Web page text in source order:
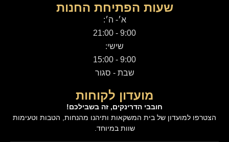
שעות הפתיחת החנות
א׳- ה׳:
9:00 - 21:00
שישי:
9:00 - 15:00
שבת - סגור
מועדון לקוחות
חובבי הדרינקים, זה בשבילכם!
הצטרפו למועדון של בית המשקאות ותיהנו מהנחות, הטבות וטעימות
שוות במיוחד.